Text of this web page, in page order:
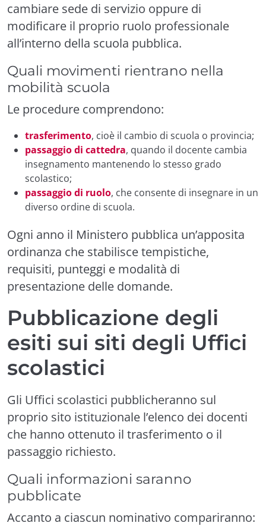
cambiare sede di servizio oppure di
modificare il proprio ruolo professionale
all’interno della scuola pubblica.
Quali movimenti rientrano nella
mobilità scuola
Le procedure comprendono:
trasferimento, cioè il cambio di scuola o provincia;
passaggio di cattedra, quando il docente cambia
insegnamento mantenendo lo stesso grado
scolastico;
passaggio di ruolo, che consente di insegnare in un
diverso ordine di scuola.
Ogni anno il Ministero pubblica un’apposita
ordinanza che stabilisce tempistiche,
requisiti, punteggi e modalità di
presentazione delle domande.
Pubblicazione degli
esiti sui siti degli Uffici
scolastici
Gli Uffici scolastici pubblicheranno sul
proprio sito istituzionale l’elenco dei docenti
che hanno ottenuto il trasferimento o il
passaggio richiesto.
Quali informazioni saranno
pubblicate
Accanto a ciascun nominativo compariranno: